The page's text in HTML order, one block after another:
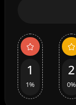
1
1%
2
0%